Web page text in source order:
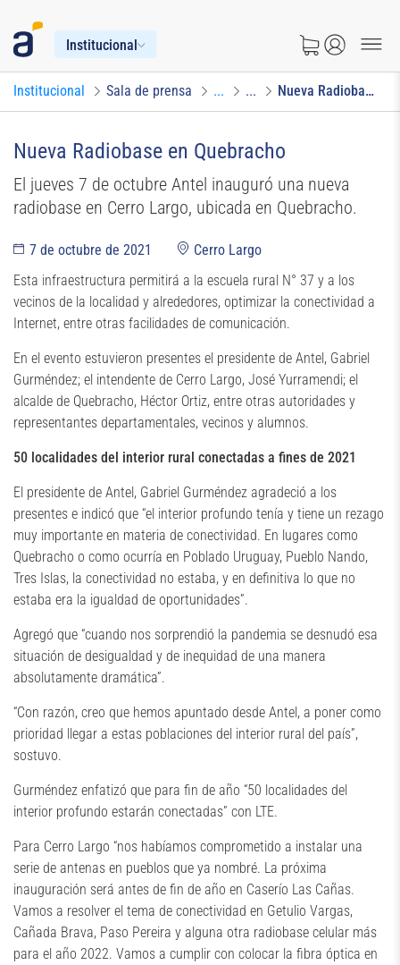
Institucional
Institucional Sala de prensa ... ... Nueva Radiobase en Quebracho
Nueva Radiobase en Quebracho
El jueves 7 de octubre Antel inauguró una nueva
radiobase en Cerro Largo, ubicada en Quebracho.
7 de octubre de 2021
Cerro Largo
Esta infraestructura permitirá a la escuela rural N° 37 y a los
vecinos de la localidad y alrededores, optimizar la conectividad a
Internet, entre otras facilidades de comunicación.
En el evento estuvieron presentes el presidente de Antel, Gabriel
Gurméndez; el intendente de Cerro Largo, José Yurramendi; el
alcalde de Quebracho, Héctor Ortiz, entre otras autoridades y
representantes departamentales, vecinos y alumnos.
50 localidades del interior rural conectadas a fines de 2021
El presidente de Antel, Gabriel Gurméndez agradeció a los
presentes e indicó que “el interior profundo tenía y tiene un rezago
muy importante en materia de conectividad. En lugares como
Quebracho o como ocurría en Poblado Uruguay, Pueblo Nando,
Tres Islas, la conectividad no estaba, y en definitiva lo que no
estaba era la igualdad de oportunidades”.
Agregó que “cuando nos sorprendió la pandemia se desnudó esa
situación de desigualdad y de inequidad de una manera
absolutamente dramática”.
“Con razón, creo que hemos apuntado desde Antel, a poner como
prioridad llegar a estas poblaciones del interior rural del país”,
sostuvo.
Gurméndez enfatizó que para fin de año “50 localidades del
interior profundo estarán conectadas” con LTE.
Para Cerro Largo “nos habíamos comprometido a instalar una
serie de antenas en pueblos que ya nombré. La próxima
inauguración será antes de fin de año en Caserío Las Cañas.
Vamos a resolver el tema de conectividad en Getulio Vargas,
Cañada Brava, Paso Pereira y alguna otra radiobase celular más
para el año 2022. Vamos a cumplir con colocar la fibra óptica en